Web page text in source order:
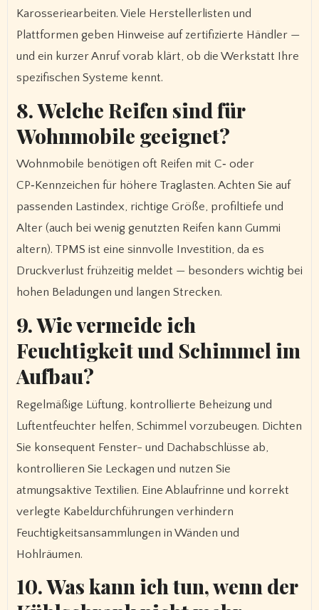
Karosseriearbeiten. Viele Herstellerlisten und
Plattformen geben Hinweise auf zertifizierte Händler —
und ein kurzer Anruf vorab klärt, ob die Werkstatt Ihre
spezifischen Systeme kennt.
8. Welche Reifen sind für
Wohnmobile geeignet?
Wohnmobile benötigen oft Reifen mit C‑ oder
CP‑Kennzeichen für höhere Traglasten. Achten Sie auf
passenden Lastindex, richtige Größe, profiltiefe und
Alter (auch bei wenig genutzten Reifen kann Gummi
altern). TPMS ist eine sinnvolle Investition, da es
Druckverlust frühzeitig meldet — besonders wichtig bei
hohen Beladungen und langen Strecken.
9. Wie vermeide ich
Feuchtigkeit und Schimmel im
Aufbau?
Regelmäßige Lüftung, kontrollierte Beheizung und
Luftentfeuchter helfen, Schimmel vorzubeugen. Dichten
Sie konsequent Fenster- und Dachabschlüsse ab,
kontrollieren Sie Leckagen und nutzen Sie
atmungsaktive Textilien. Eine Ablaufrinne und korrekt
verlegte Kabeldurchführungen verhindern
Feuchtigkeitsansammlungen in Wänden und
Hohlräumen.
10. Was kann ich tun, wenn der